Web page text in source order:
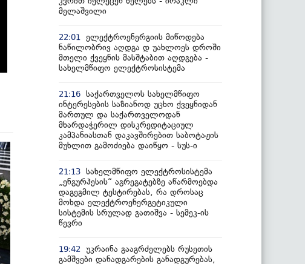
მელაშვილი
22:01
ელექტროენერგიის მიწოდება
ნაწილობრივ აღდგა დ უახლოეს დროში
მთელი ქვეყნის მასშტაბით აღდგება -
სახელმწიფო ელექტროსისტემა
21:16 საქართველოს სახელმწიფო
ინტერესების საზიანოდ უცხო ქვეყნიდან
მართულ და საქართველოდან
მხარდაჭერილ დისკრედიტაციულ
კამპანიასთან დაკავშირებით საბოტაჟის
მუხლით გამოძიება დაიწყო - სუს-ი
21:13 სახელმწიფო ელექტროსისტემა
„ენგურჰესის“ აგრეგატებზე აწარმოებდა
დაგეგმილ ტესტირებას, რა დროსაც
მოხდა ელექტროენერგეტიკული
სისტემის სრულად გათიშვა - სემეკ-ის
წევრი
19:42
უკრაინა გააგრძელებს რუსეთის
გამშვები დანადგარების განადგურებას,